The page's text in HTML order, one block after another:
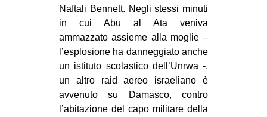
Naftali Bennett. Negli stessi minuti
in cui Abu al Ata veniva
ammazzato assieme alla moglie –
l’esplosione ha danneggiato anche
un istituto scolastico dell’Unrwa -,
un altro raid aereo israeliano è
avvenuto su Damasco, contro
l’abitazione del capo militare della